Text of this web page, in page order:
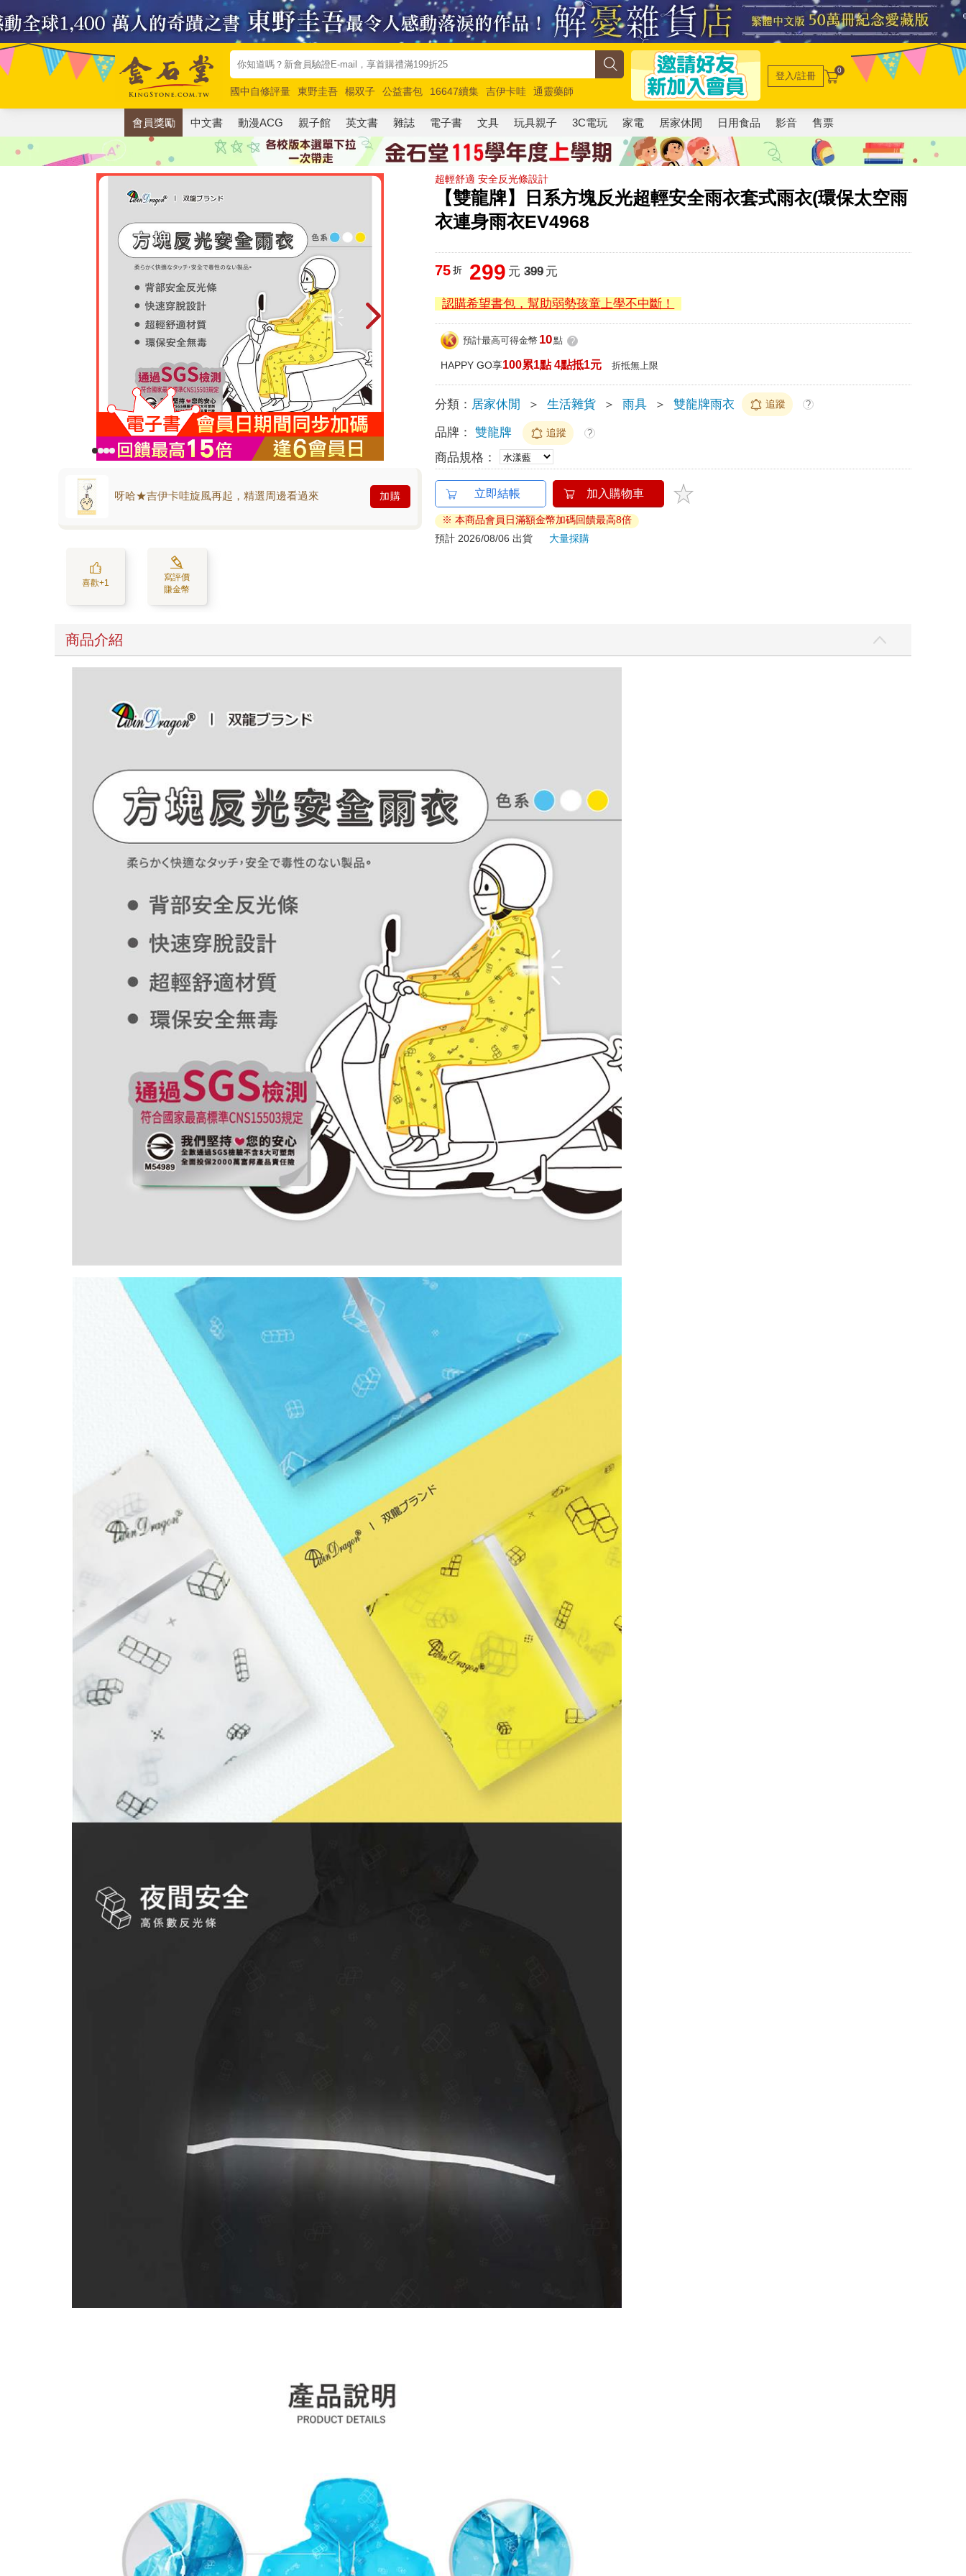
國中自修評量 東野圭吾 楊双子 公益書包 16647續集 吉伊卡哇
通靈藥師
唯紅花綻放
奧德賽 路邊攤新作 馬斯克 玩具總動員5 超慢跑
登入/註冊 0
會員獎勵 中文書 動漫ACG 親子館 英文書 雜誌 電子書 文具 玩具親子 3C電玩 家電 居家休閒 日用食品 影音 售票
超輕舒適 安全反光條設計
【雙龍牌】日系方塊反光超輕安全雨衣套式雨衣(環保太空雨
衣連身雨衣EV4968
呀哈★吉伊卡哇旋風再起，精選周邊看過來 加購
喜歡+1
寫評價
賺金幣
75 折 299 元 399元
認購希望書包，幫助弱勢孩童上學不中斷！
預計最高可得金幣 10點 ?
HAPPY GO享100累1點 4點抵1元 折抵無上限
分類： 居家休閒 ＞ 生活雜貨 ＞ 雨具 ＞ 雙龍牌雨衣 追蹤 ?
品牌： 雙龍牌 追蹤 ?
商品規格：
立即結帳 加入購物車
※ 本商品會員日滿額金幣加碼回饋最高8倍
預計 2026/08/06 出貨
大量採購
商品介紹